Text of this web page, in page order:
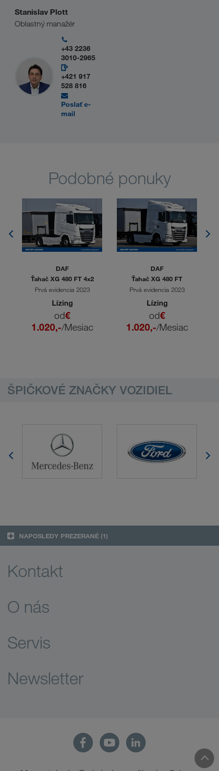
Stanislav Plott
Oblastný manažér
+43 2236
3010-2965
+421 917
528 816
Poslať e-
mail
Podobné ponuky
DAF
Ťahač XG 480 FT 4x2
Prvá evidencia 2023
Lízing
od€
1.020,-/Mesiac
DAF
Ťahač XG 480 FT
Prvá evidencia 2023
Lízing
od€
1.020,-/Mesiac
ŠPIČKOVÉ ZNAČKY VOZIDIEL
NAPOSLEDY PREZERANÉ (1)
Kontakt
O nás
Servis
Newsletter